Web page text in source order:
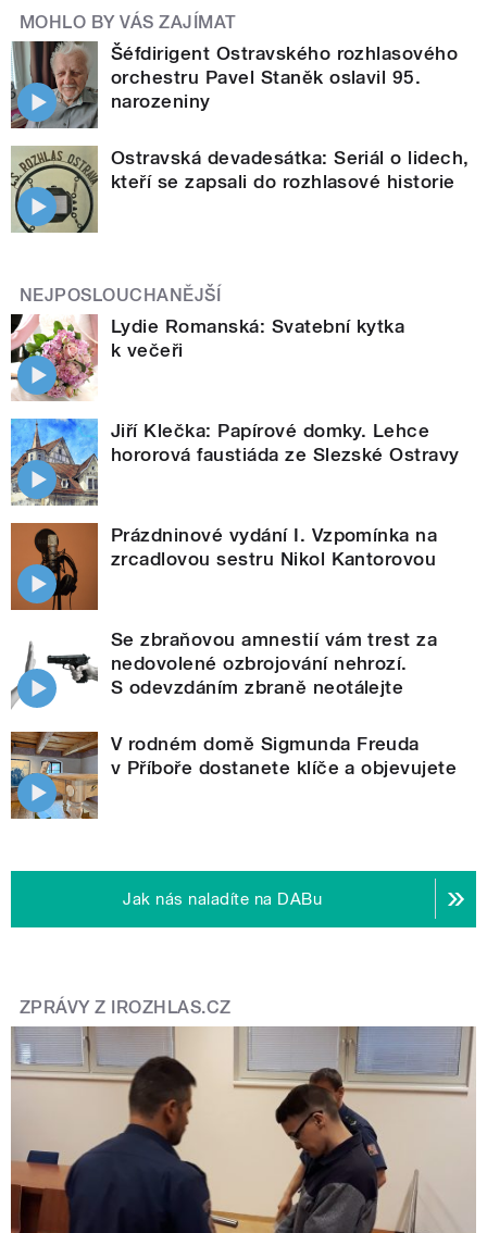
MOHLO BY VÁS ZAJÍMAT
Šéfdirigent Ostravského rozhlasového
orchestru Pavel Staněk oslavil 95.
narozeniny
Ostravská devadesátka: Seriál o lidech,
kteří se zapsali do rozhlasové historie
NEJPOSLOUCHANĚJŠÍ
Lydie Romanská: Svatební kytka
k večeři
Jiří Klečka: Papírové domky. Lehce
hororová faustiáda ze Slezské Ostravy
Prázdninové vydání I. Vzpomínka na
zrcadlovou sestru Nikol Kantorovou
Se zbraňovou amnestií vám trest za
nedovolené ozbrojování nehrozí.
S odevzdáním zbraně neotálejte
V rodném domě Sigmunda Freuda
v Příboře dostanete klíče a objevujete
Jak nás naladíte na DABu
ZPRÁVY Z IROZHLAS.CZ